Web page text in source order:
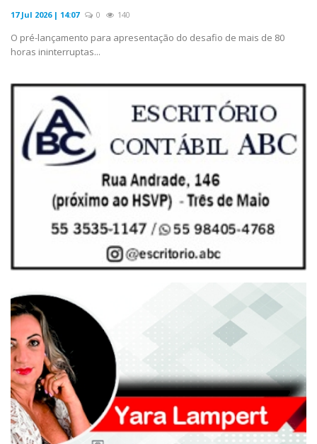
17 Jul 2026 | 14:07 0 140
O pré-lançamento para apresentação do desafio de mais de 80
horas ininterruptas...